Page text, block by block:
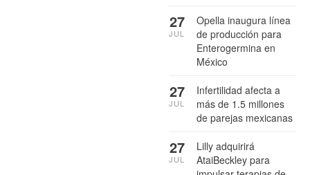
Opella inaugura línea
de producción para
Enterogermina en
México
27
JUL
Infertilidad afecta a
más de 1.5 millones
de parejas mexicanas
27
JUL
Lilly adquirirá
AtaiBeckley para
27
JUL